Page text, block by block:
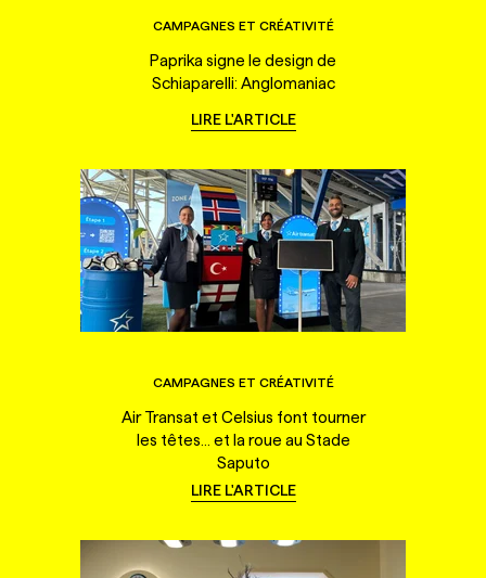
CAMPAGNES ET CRÉATIVITÉ
Paprika signe le design de
Schiaparelli: Anglomaniac
LIRE L'ARTICLE
CAMPAGNES ET CRÉATIVITÉ
Air Transat et Celsius font tourner
les têtes... et la roue au Stade
Saputo
LIRE L'ARTICLE